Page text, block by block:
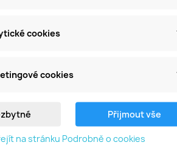
momentálně není přidána žádná
cookies
cookies
Přijmout vše
na stránku Podrobně o cookies